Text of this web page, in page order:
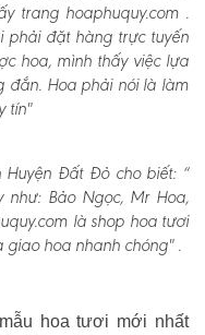
trang hoaphuquy.com .
phải đặt hàng trực tuyến
hoa, mình thấy việc lựa
đắn. Hoa phải nói là làm
tín"
Đất Đỏ cho biết:“
như: Bảo Ngọc, Mr Hoa,
là shop hoa tươi
hoa nhanh chóng" .
hoa tươi mới nhất